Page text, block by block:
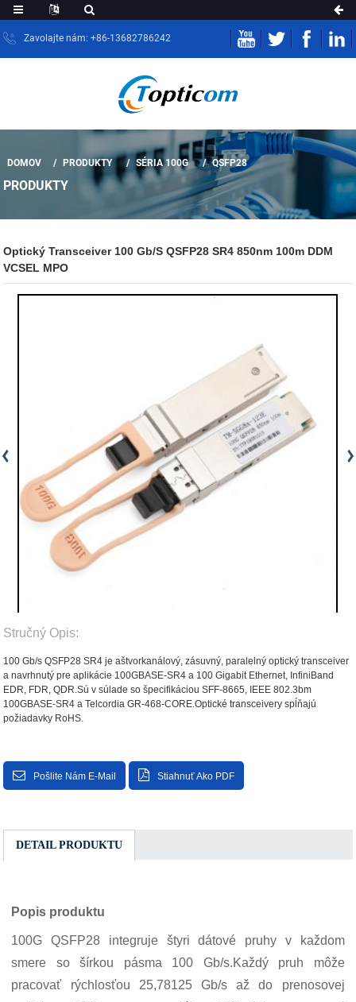
Zavolajte nám: +86-13682786242
DOMOV PRODUKTY SÉRIA 100G QSFP28
PRODUKTY
Optický Transceiver 100 Gb/s QSFP28 SR4 850nm 100m DDM
VCSEL MPO
Stručný Opis:
100 Gb/s QSFP28 SR4 je aštvorkanálový, zásuvný, paralelný optický transceiver
a navrhnutý pre aplikácie 100GBASE-SR4 a 100 Gigabit Ethernet, InfiniBand
EDR, FDR, QDR.Sú v súlade so špecifikáciou SFF-8665, IEEE 802.3bm
100GBASE-SR4 a Telcordia GR-468-CORE.Optické transceivery spĺňajú
požiadavky RoHS.
Pošlite Nám E-Mail Stiahnuť Ako PDF
DETAIL PRODUKTU
Popis produktu
100G QSFP28 integruje štyri dátové pruhy v každom
smere so šírkou pásma 100 Gb/s.Každý pruh môže
pracovať rýchlosťou 25,78125 Gb/s až do prenosovej